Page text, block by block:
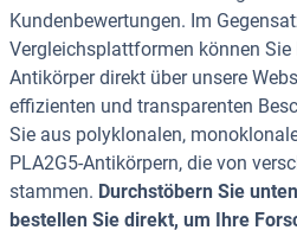
Kundenbewertungen. Im
Vergleichsplattformen können Sie
Antikörper direkt über unsere
effizienten und transparenten
Sie aus polyklonalen,
PLA2G5-Antikörpern, die von
stammen. Durchstöbern Sie
bestellen Sie direkt, um Ihre